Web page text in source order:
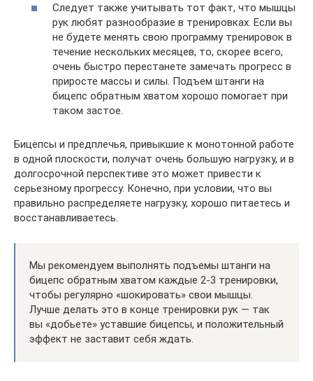
Следует также учитывать тот факт, что мышцы
рук любят разнообразие в тренировках. Если вы
не будете менять свою программу тренировок в
течение нескольких месяцев, то, скорее всего,
очень быстро перестанете замечать прогресс в
приросте массы и силы. Подъем штанги на
бицепс обратным хватом хорошо помогает при
таком застое.
Бицепсы и предплечья, привыкшие к монотонной работе
в одной плоскости, получат очень большую нагрузку, и в
долгосрочной перспективе это может привести к
серьезному прогрессу. Конечно, при условии, что вы
правильно распределяете нагрузку, хорошо питаетесь и
восстанавливаетесь.
Мы рекомендуем выполнять подъемы штанги на
бицепс обратным хватом каждые 2-3 тренировки,
чтобы регулярно «шокировать» свои мышцы.
Лучше делать это в конце тренировки рук — так
вы «добьете» уставшие бицепсы, и положительный
эффект не заставит себя ждать.